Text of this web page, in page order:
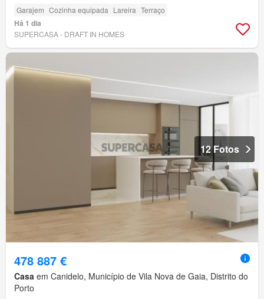
Garajem Cozinha equipada Lareira Terraço
Há 1 dia
SUPERCASA - DRAFT IN HOMES
12 Fotos
478 887 €
Casa em Canidelo, Município de Vila Nova de Gaia, Distrito do
Porto